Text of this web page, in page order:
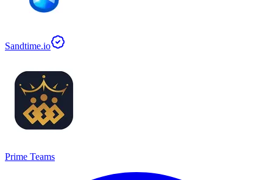
Sandtime.io
Prime Teams